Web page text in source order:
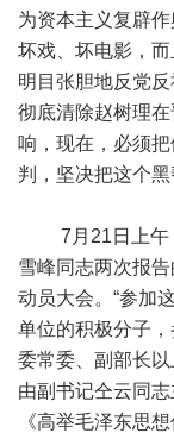
为资本主义复辟
坏戏、坏电影，而
明目张胆地反党
彻底清除赵树理
响，现在，必须
判，坚决把这个
7月21日上午，
雪峰同志两次报
动员大会。“参加
单位的积极分子
委常委、副部长
由副书记仝云同
《高举毛泽东思